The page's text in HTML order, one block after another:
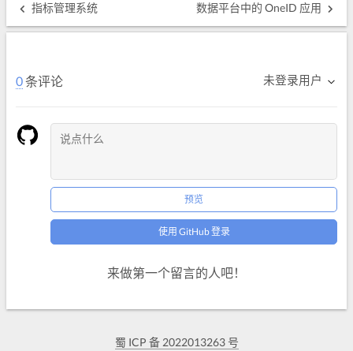
指标管理系统 数据平台中的 OneID 应用
0条评论 未登录用户
预览
使用 GitHub 登录
来做第一个留言的人吧！
蜀 ICP 备 2022013263 号